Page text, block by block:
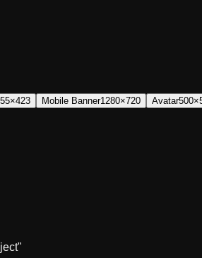
Mobile Banner1280×720 Avatar